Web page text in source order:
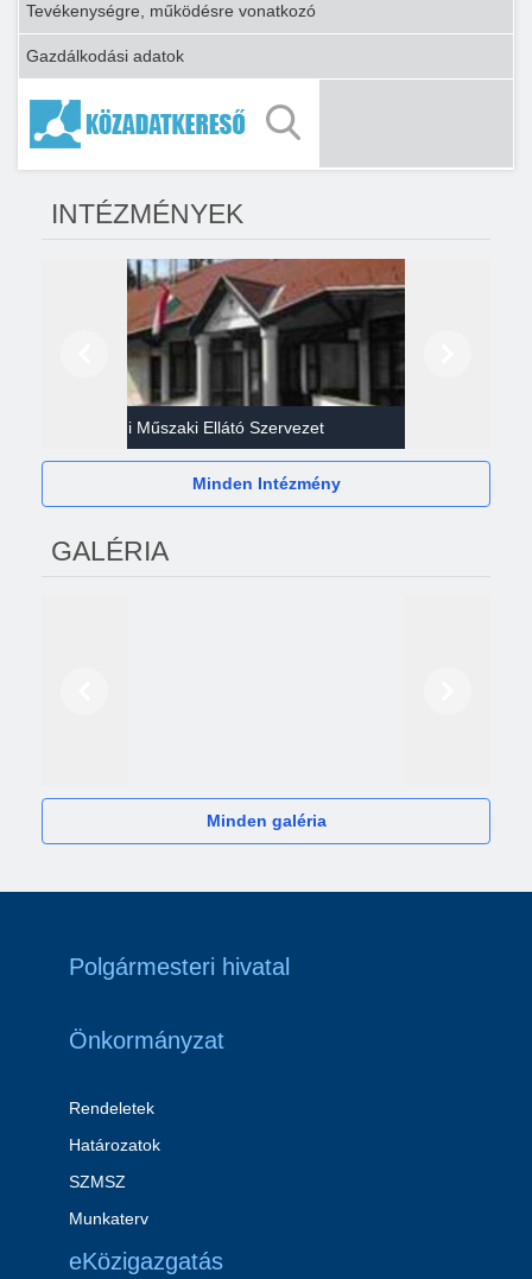
Tevékenységre, működésre vonatkozó
Gazdálkodási adatok
INTÉZMÉNYEK
Gazdasági Műszaki Ellátó Szervezet
Minden Intézmény
GALÉRIA
Minden galéria
Polgármesteri hivatal
Önkormányzat
Rendeletek
Határozatok
SZMSZ
Munkaterv
eKözigazgatás